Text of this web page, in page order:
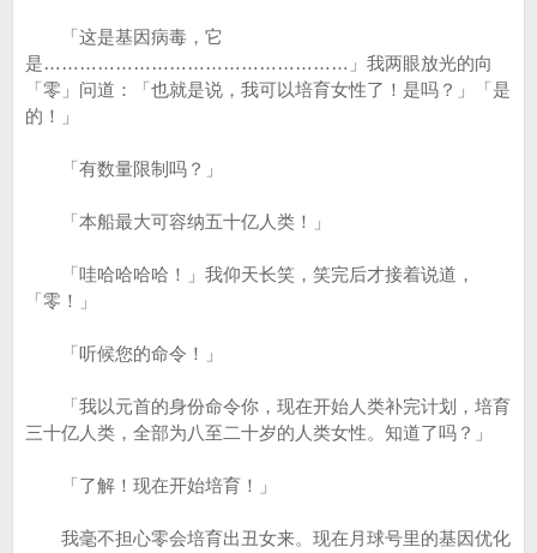
「这是基因病毒，它
是……………………………………………」我两眼放光的向
「零」问道：「也就是说，我可以培育女性了！是吗？」「是
的！」
「有数量限制吗？」
「本船最大可容纳五十亿人类！」
「哇哈哈哈哈！」我仰天长笑，笑完后才接着说道，
「零！」
「听候您的命令！」
「我以元首的身份命令你，现在开始人类补完计划，培育
三十亿人类，全部为八至二十岁的人类女性。知道了吗？」
「了解！现在开始培育！」
我毫不担心零会培育出丑女来。现在月球号里的基因优化